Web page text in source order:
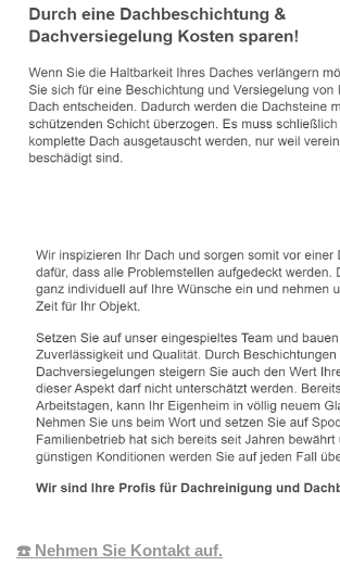
☎️ Nehmen Sie Kontakt auf.